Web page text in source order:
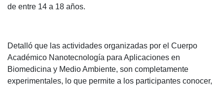
de entre 14 a 18 años.
Detalló que las actividades organizadas por el Cuerpo
Académico Nanotecnología para Aplicaciones en
Biomedicina y Medio Ambiente, son completamente
experimentales, lo que permite a los participantes conocer,